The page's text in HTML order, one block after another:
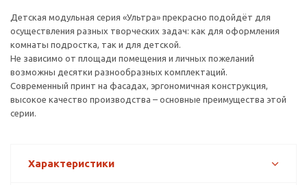
Детская модульная серия «Ультра» прекрасно подойдёт для
осуществления разных творческих задач: как для оформления
комнаты подростка, так и для детской.
Не зависимо от площади помещения и личных пожеланий
возможны десятки разнообразных комплектаций.
Современный принт на фасадах, эргономичная конструкция,
высокое качество производства – основные преимущества этой
серии.
Характеристики